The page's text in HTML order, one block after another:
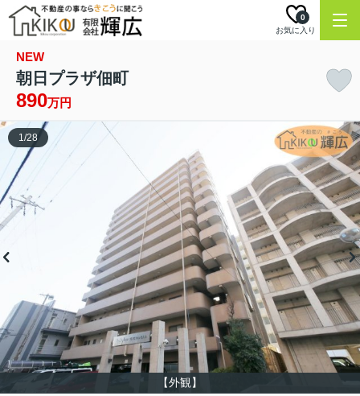
お気に入り
0
NEW
朝日プラザ佃町
890万円
【外観】
1/28